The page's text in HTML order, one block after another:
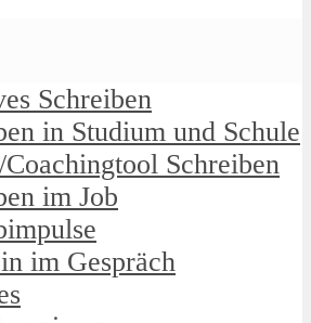
Schreiben
in Studium und Schule
Coachingtool Schreiben
im Job
im Gespräch